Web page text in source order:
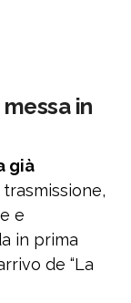
in
già
e
in prima
de “La